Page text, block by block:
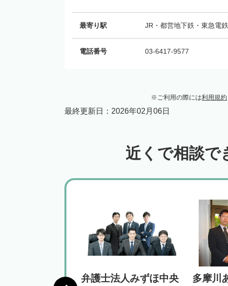
最寄り駅 JR・都営地下鉄・東急電
電話番号 03-6417-9577
ご利用の際には利用規約
最終更新日： 2026年02月06日
近くで相談で
事務所 東京オ
弁護士法人みずほ中央
多摩川